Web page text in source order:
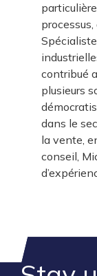
processus,
contribué
plusieurs
dans le
la vente,
conseil,